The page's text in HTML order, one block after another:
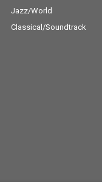
Jazz/World
Classical/Soundtrack